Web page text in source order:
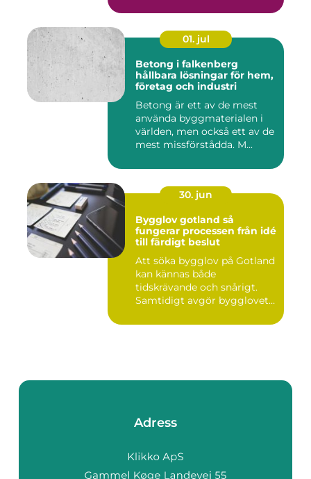
01. jul
Betong i falkenberg
hållbara lösningar för hem,
företag och industri
Betong är ett av de mest
använda byggmaterialen i
världen, men också ett av de
mest missförstådda. M...
30. jun
Bygglov gotland så
fungerar processen från idé
till färdigt beslut
Att söka bygglov på Gotland
kan kännas både
tidskrävande och snårigt.
Samtidigt avgör bygglovet
Adress